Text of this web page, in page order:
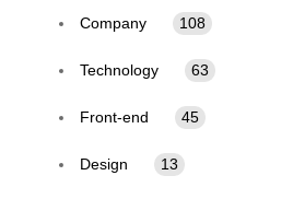
Company 108
Technology 63
Front-end 45
Design 13